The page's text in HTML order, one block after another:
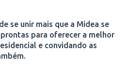
se unir mais que a Midea se
para oferecer a melhor
e convidando as